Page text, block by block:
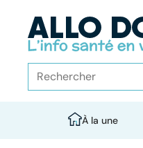
À la une